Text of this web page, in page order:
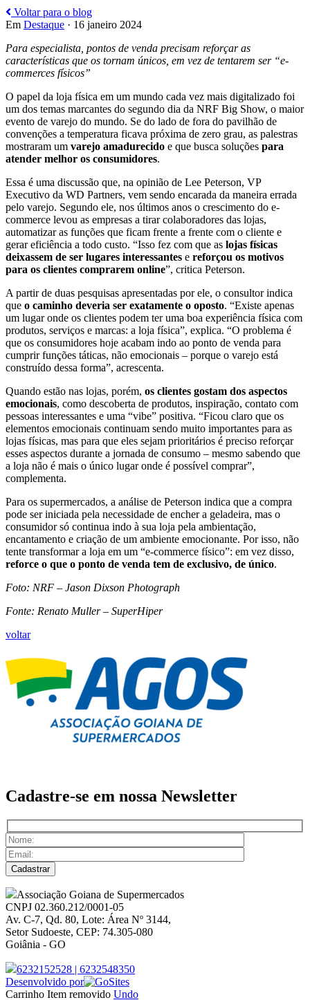
Voltar para o blog
Em Destaque · 16 janeiro 2024
Para especialista, pontos de venda precisam reforçar as
características que os tornam únicos, em vez de tentarem ser “e-
commerces físicos”
O papel da loja física em um mundo cada vez mais digitalizado foi
um dos temas marcantes do segundo dia da NRF Big Show, o maior
evento de varejo do mundo. Se do lado de fora do pavilhão de
convenções a temperatura ficava próxima de zero grau, as palestras
mostraram um varejo amadurecido e que busca soluções para
atender melhor os consumidores.
Essa é uma discussão que, na opinião de Lee Peterson, VP
Executivo da WD Partners, vem sendo encarada da maneira errada
pelo varejo. Segundo ele, nos últimos anos o crescimento do e-
commerce levou as empresas a tirar colaboradores das lojas,
automatizar as funções que ficam frente a frente com o cliente e
gerar eficiência a todo custo. “Isso fez com que as lojas físicas
deixassem de ser lugares interessantes e reforçou os motivos
para os clientes comprarem online”, critica Peterson.
A partir de duas pesquisas apresentadas por ele, o consultor indica
que o caminho deveria ser exatamente o oposto. “Existe apenas
um lugar onde os clientes podem ter uma boa experiência física com
produtos, serviços e marcas: a loja física”, explica. “O problema é
que os consumidores hoje acabam indo ao ponto de venda para
cumprir funções táticas, não emocionais – porque o varejo está
construído dessa forma”, acrescenta.
Quando estão nas lojas, porém, os clientes gostam dos aspectos
emocionais, como descoberta de produtos, inspiração, contato com
pessoas interessantes e uma “vibe” positiva. “Ficou claro que os
elementos emocionais continuam sendo muito importantes para as
lojas físicas, mas para que eles sejam prioritários é preciso reforçar
esses aspectos durante a jornada de consumo – mesmo sabendo que
a loja não é mais o único lugar onde é possível comprar”,
complementa.
Para os supermercados, a análise de Peterson indica que a compra
pode ser iniciada pela necessidade de encher a geladeira, mas o
consumidor só continua indo à sua loja pela ambientação,
encantamento e criação de um ambiente emocionante. Por isso, não
tente transformar a loja em um “e-commerce físico”: em vez disso,
reforce o que o ponto de venda tem de exclusivo, de único.
Foto: NRF – Jason Dixson Photograph
Fonte: Renato Muller – SuperHiper
voltar
Cadastre-se em nossa Newsletter
Associação Goiana de Supermercados
CNPJ 02.360.212/0001-05
Av. C-7, Qd. 80, Lote: Área Nº 3144,
Setor Sudoeste, CEP: 74.305-080
Goiânia - GO
6232152528 | 6232548350
Desenvolvido por
Carrinho Item removido Undo